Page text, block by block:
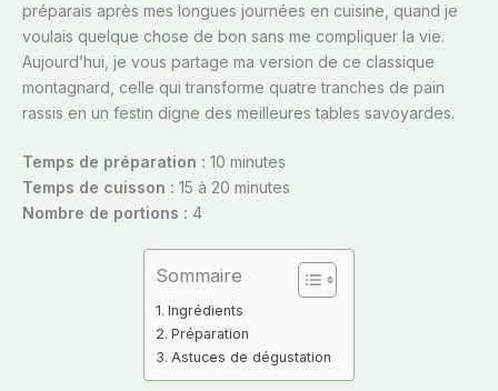
préparais après mes longues journées en cuisine, quand je
voulais quelque chose de bon sans me compliquer la vie.
Aujourd’hui, je vous partage ma version de ce classique
montagnard, celle qui transforme quatre tranches de pain
rassis en un festin digne des meilleures tables savoyardes.
Temps de préparation : 10 minutes
Temps de cuisson : 15 à 20 minutes
Nombre de portions : 4
Sommaire
Ingrédients
Préparation
Astuces de dégustation